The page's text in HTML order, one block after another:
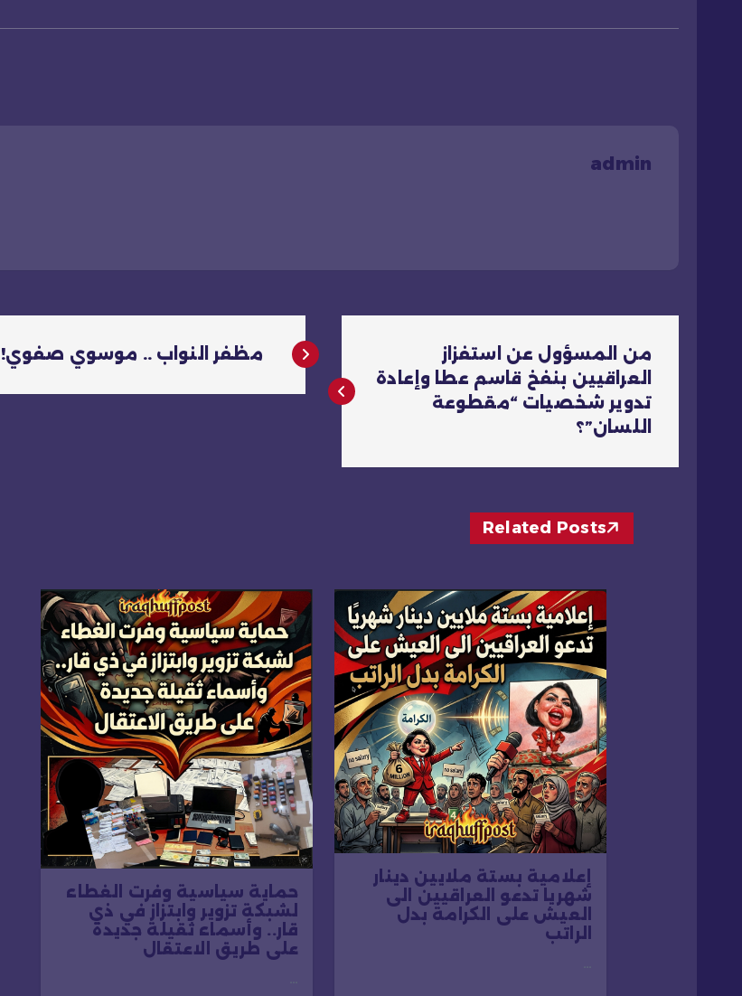
admin
ص
فّ
من المسؤول عن استفزاز
العراقيين بنفخ قاسم عطا وإعادة
تدوير شخصيات “مقطوعة
اللسان”؟
مظفر النواب .. موسوي
Related Posts
إعلامية بستة ملايين دينار
شهريا تدعو العراقيين الى
العيش على الكرامة بدل
الراتب
…
حماية سياسية وفرت الغطاء
لشبكة تزوير وابتزاز في ذي
قار.. وأسماء ثقيلة جديدة
على طريق الاعتقال